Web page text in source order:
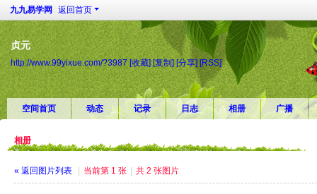
九九易学网 返回首页
贞元
http://www.99yixue.com/?3987 [收藏] [复制] [分享] [RSS]
空间首页 动态 记录 日志 相册 广播
相册
« 返回图片列表 当前第 1 张 共 2 张图片